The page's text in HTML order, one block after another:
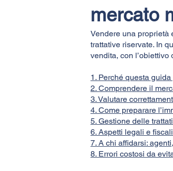
mercato
Vendere una proprietà
trattative riservate. In
vendita, con
1. Perché questa
2. Comprendere il
3. Valutare
4. Come preparare
5. Gestione delle
6. Aspetti legali e
7. A chi affidarsi:
8. Errori costosi da